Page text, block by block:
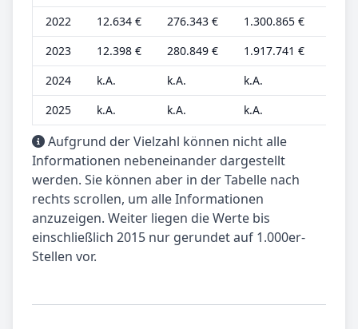
2022
12.634 € 276.343 € 1.300.865 €
2023
12.398 € 280.849 € 1.917.741 €
2024
k.A. k.A. k.A.
2025
k.A. k.A. k.A.
Aufgrund der Vielzahl können nicht alle
Informationen nebeneinander dargestellt
werden. Sie können aber in der Tabelle nach
rechts scrollen, um alle Informationen
anzuzeigen. Weiter liegen die Werte bis
einschließlich 2015 nur gerundet auf 1.000er-
Stellen vor.